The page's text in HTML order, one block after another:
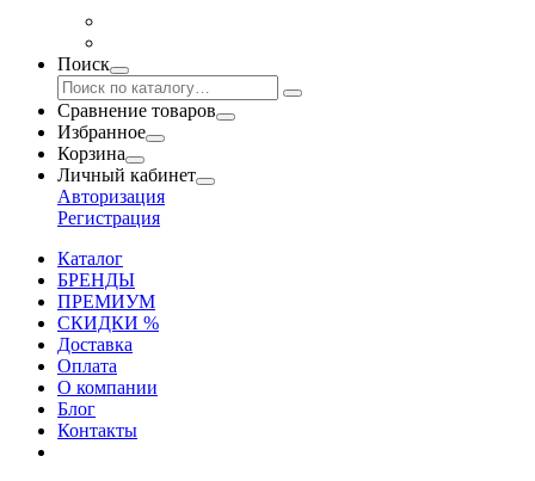
Поиск
Сравнение товаров
Избранное
Корзина
Личный кабинет
Авторизация
Регистрация
Каталог
БРЕНДЫ
ПРЕМИУМ
СКИДКИ %
Доставка
Оплата
О компании
Блог
Контакты